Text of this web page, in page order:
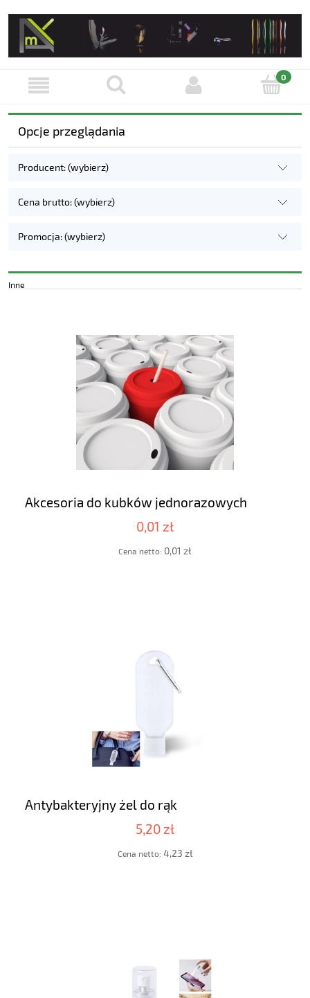
Opcje przeglądania
Producent: (wybierz)
Cena brutto: (wybierz)
Promocja: (wybierz)
Inne
Akcesoria do kubków jednorazowych
0,01 zł
Cena netto: 0,01 zł
Antybakteryjny żel do rąk
5,20 zł
Cena netto: 4,23 zł